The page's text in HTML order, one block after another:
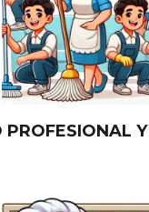
PROFESIONAL